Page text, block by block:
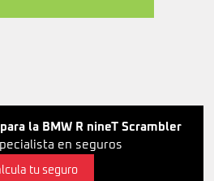
la BMW R nineT Scrambler
en seguros
tu seguro